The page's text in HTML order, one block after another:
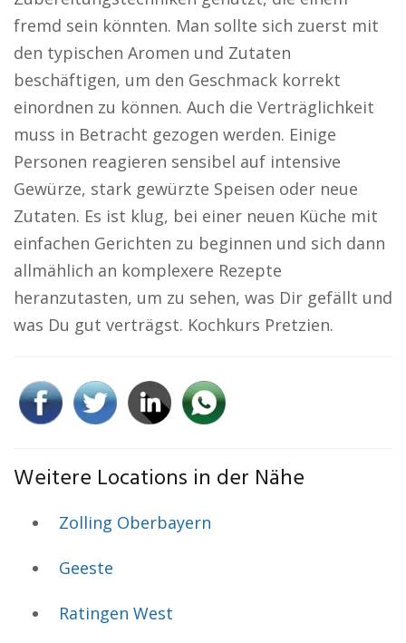
fremd sein könnten. Man sollte sich zuerst mit
den typischen Aromen und Zutaten
beschäftigen, um den Geschmack korrekt
einordnen zu können. Auch die Verträglichkeit
muss in Betracht gezogen werden. Einige
Personen reagieren sensibel auf intensive
Gewürze, stark gewürzte Speisen oder neue
Zutaten. Es ist klug, bei einer neuen Küche mit
einfachen Gerichten zu beginnen und sich dann
allmählich an komplexere Rezepte
heranzutasten, um zu sehen, was Dir gefällt und
was Du gut verträgst. Kochkurs Pretzien.
Weitere Locations in der Nähe
Zolling Oberbayern
Geeste
Ratingen West